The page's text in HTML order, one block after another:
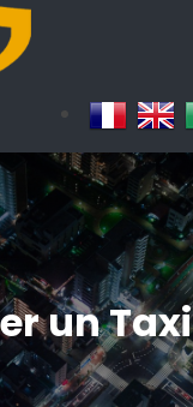
un Taxi